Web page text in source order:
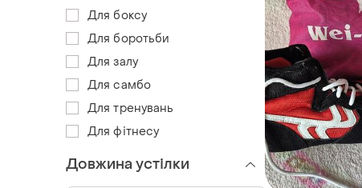
Для боксу
Для боротьби
Для залу
Для самбо
Для тренувань
Для фітнесу
Довжина устілки